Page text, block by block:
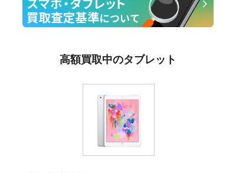
高額買取中のタブレット